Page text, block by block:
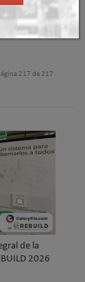
217 de 217
de la
2026